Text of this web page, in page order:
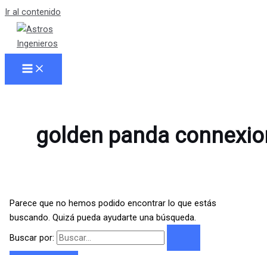
Ir al contenido
golden panda
Parece que no hemos podido encontrar lo que estás
buscando. Quizá pueda ayudarte una búsqueda.
Buscar por: